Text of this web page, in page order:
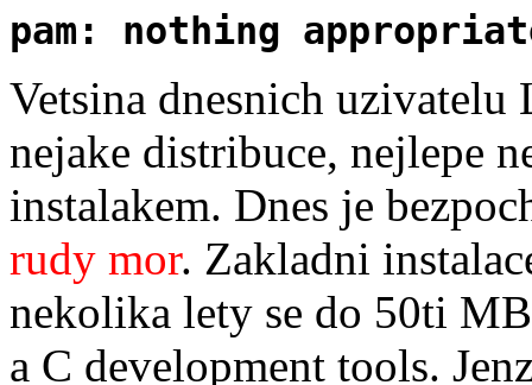
pam: nothing
Vetsina dnesnich
nejake distribuce, nejlepe
instalakem. Dnes je
rudy mor. Zakladni
nekolika lety se do 50ti
a C development tools.